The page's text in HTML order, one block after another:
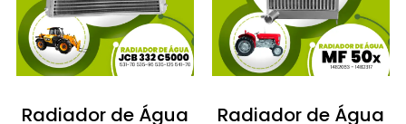
Radiador de Água
Radiador de Água